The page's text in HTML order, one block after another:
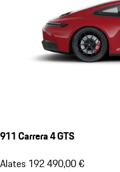
911 Carrera 4 GTS
Alates 192 490,00 €